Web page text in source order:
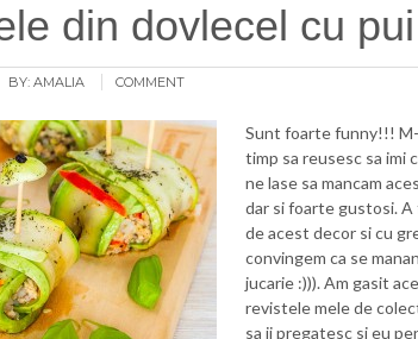
din dovlecel cu pui
BY: AMALIA COMMENT
Sunt foarte funny!!!
timp sa reusesc sa imi
ne lase sa mancam
dar si foarte gustosi.
de acest decor si cu
convingem ca se
jucarie :))). Am gasit
revistele mele de
sa ii pregatesc si eu